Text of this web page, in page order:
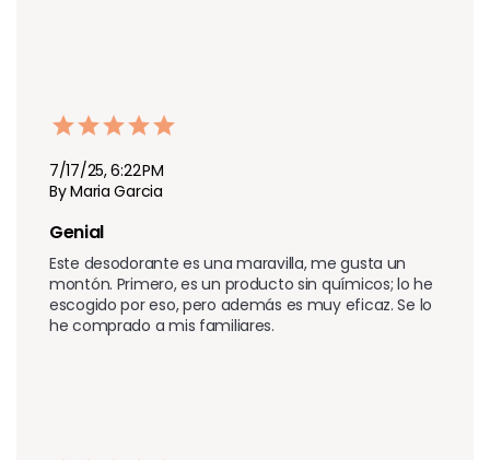
7/17/25, 6:22 PM
By Maria Garcia
Genial
Este desodorante es una maravilla, me gusta un
montón. Primero, es un producto sin químicos; lo he
escogido por eso, pero además es muy eficaz. Se lo
he comprado a mis familiares.